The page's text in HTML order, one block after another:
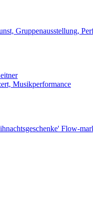
Gruppenausstellung,
Musikperformance
Flow-